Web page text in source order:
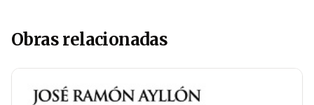
Obras relacionadas